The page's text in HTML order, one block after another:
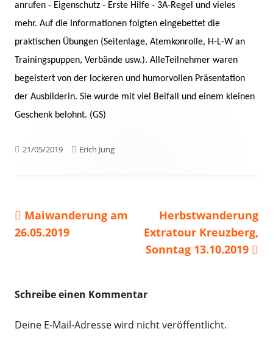
anrufen - Eigenschutz - Erste Hilfe - 3A-Regel und vieles
mehr. Auf die Informationen folgten eingebettet die
praktischen Übungen (Seitenlage, Atemkonrolle, H-L-W an
Trainingspuppen, Verbände usw.). AlleTeilnehmer waren
begeistert von der lockeren und humorvollen Präsentation
der Ausbilderin. Sie wurde mit viel Beifall und einem kleinen
Geschenk belohnt. (GS)
Veröffentlicht
21/05/2019 Autor
Erich Jung
Beitragsnavigation
Vorheriger
Beitrag:
Maiwanderung am
26.05.2019
Nächster
Beitrag
Herbstwanderung
Extratour Kreuzberg,
Sonntag 13.10.2019
Schreibe einen Kommentar
Deine E-Mail-Adresse wird nicht veröffentlicht.